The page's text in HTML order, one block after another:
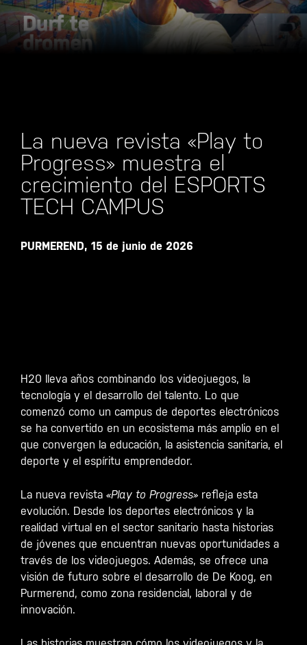
La nueva revista «Play to
Progress» muestra el
crecimiento del ESPORTS
TECH CAMPUS
PURMEREND, 15 de junio de 2026
H20 lleva años combinando los videojuegos, la
tecnología y el desarrollo del talento. Lo que
comenzó como un campus de deportes electrónicos
se ha convertido en un ecosistema más amplio en el
que convergen la educación, la asistencia sanitaria, el
deporte y el espíritu emprendedor.
La nueva revista «Play to Progress» refleja esta
evolución. Desde los deportes electrónicos y la
realidad virtual en el sector sanitario hasta historias
de jóvenes que encuentran nuevas oportunidades a
través de los videojuegos. Además, se ofrece una
visión de futuro sobre el desarrollo de De Koog, en
Purmerend, como zona residencial, laboral y de
innovación.